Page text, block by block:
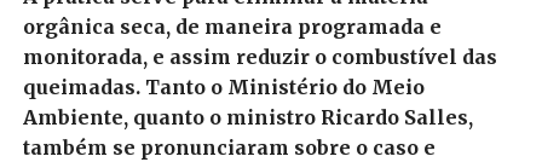
orgânica seca, de maneira programada e
monitorada, e assim reduzir o combustível das
queimadas. Tanto o Ministério do Meio
Ambiente, quanto o ministro Ricardo Salles,
também se pronunciaram sobre o caso e